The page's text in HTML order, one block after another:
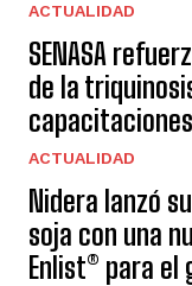
ACTUALIDAD
SENASA
de la
ACTUALIDAD
Nidera lanzó
soja con una
Enlist® para